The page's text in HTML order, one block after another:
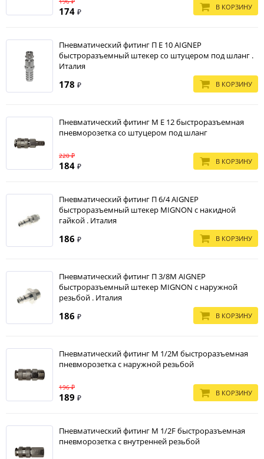
174 ₽ В КОРЗИНУ
Пневматический фитинг П E 10 AIGNEP
быстроразъемный штекер со штуцером под шланг .
Италия
178 ₽ В КОРЗИНУ
Пневматический фитинг М E 12 быстроразъемная
пневморозетка со штуцером под шланг
184 ₽
220 ₽
В КОРЗИНУ
Пневматический фитинг П 6/4 AIGNEP
быстроразъемный штекер MIGNON с накидной
гайкой . Италия
186 ₽ В КОРЗИНУ
Пневматический фитинг П 3/8M AIGNEP
быстроразъемный штекер MIGNON с наружной
резьбой . Италия
186 ₽ В КОРЗИНУ
Пневматический фитинг М 1/2M быстроразъемная
пневморозетка с наружной резьбой
189 ₽
196 ₽
В КОРЗИНУ
Пневматический фитинг М 1/2F быстроразъемная
пневморозетка с внутренней резьбой